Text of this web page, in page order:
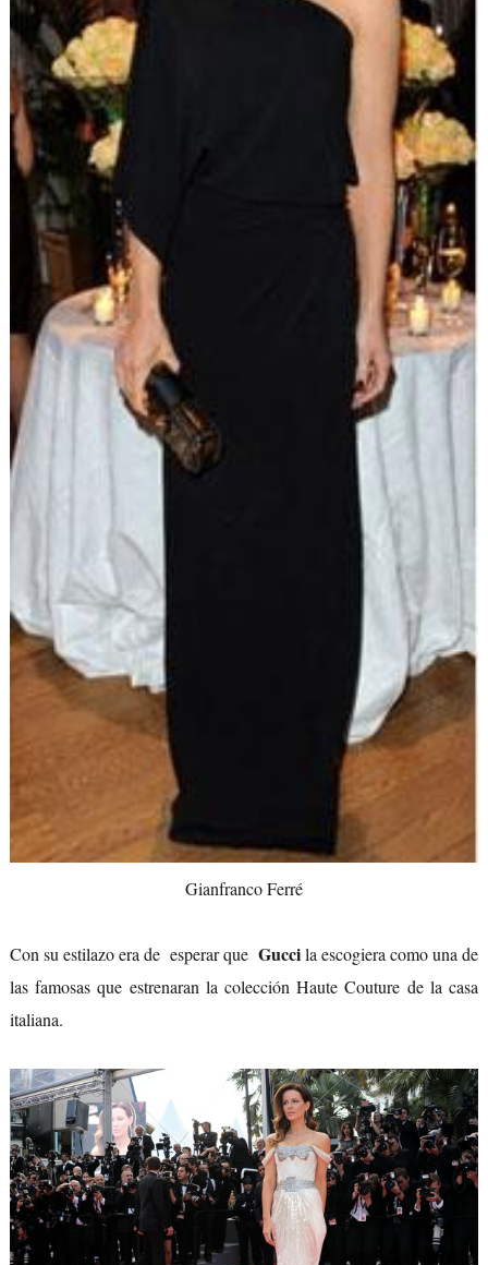
Gianfranco Ferré
Con su estilazo era de esperar queGuccila escogiera como una de
las famosas que estrenaran la colección Haute Couture de la casa
italiana.